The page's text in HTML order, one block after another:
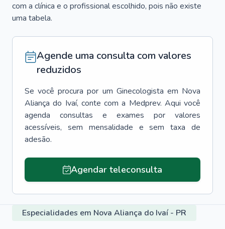
com a clínica e o profissional escolhido, pois não existe
uma tabela.
Agende uma consulta com valores
reduzidos
Se você procura por um Ginecologista em Nova
Aliança do Ivaí, conte com a Medprev. Aqui você
agenda consultas e exames por valores
acessíveis, sem mensalidade e sem taxa de
adesão.
Agendar teleconsulta
Especialidades em Nova Aliança do Ivaí - PR